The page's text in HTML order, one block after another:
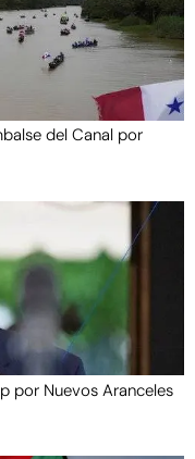
del Canal por
por Nuevos Aranceles